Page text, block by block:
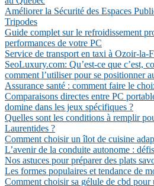
Améliorer la Sécurité des Espaces
Tripodes
Guide complet sur le refroidissement
performances de votre PC
Service de transport en taxi à Ozoir-la-
SeoLuxury.com: Qu’est-ce que c’est,
comment l’utiliser pour se positionner
Assurance santé : comment faire le
Comparaisons directes entre PC
domine dans les jeux spécifiques ?
Quelles sont les conditions à remplir
Laurentides ?
Comment choisir un îlot de cuisine
L’avenir de la conduite autonome :
Nos astuces pour préparer des plats
Les formes populaires et tendance de
Comment choisir sa gélule de cbd pour